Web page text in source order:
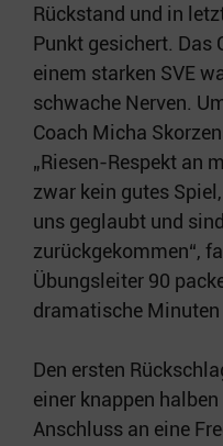
Rückstand und in
Punkt gesichert. Das
einem starken SVE
schwache Nerven.
Coach Micha
„Riesen-Respekt an
zwar kein gutes
uns geglaubt und
zurückgekommen“,
Übungsleiter 90
dramatische
Den ersten
einer knappen
Anschluss an eine